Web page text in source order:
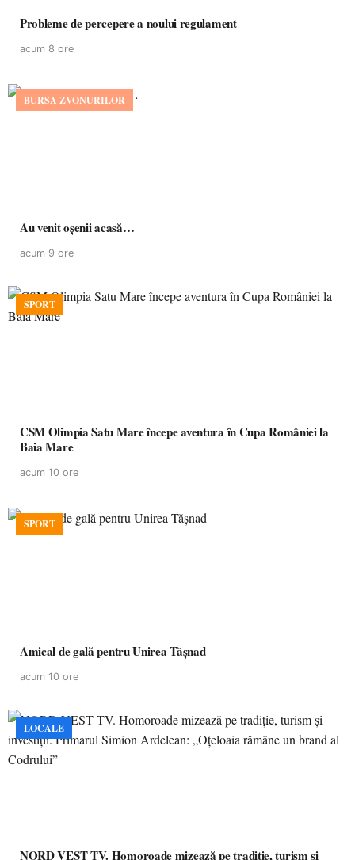
Probleme de percepere a noului regulament
acum 8 ore
BURSA ZVONURILOR
Au venit oșenii acasă…
acum 9 ore
SPORT
CSM Olimpia Satu Mare începe aventura în Cupa României la
Baia Mare
acum 10 ore
SPORT
Amical de gală pentru Unirea Tășnad
acum 10 ore
LOCALE
NORD VEST TV. Homoroade mizează pe tradiție, turism și